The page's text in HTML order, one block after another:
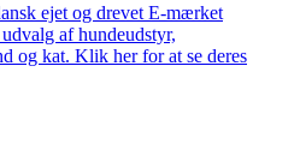
ejet og drevet E-mærket
af hundeudstyr,
og kat. Klik her for at se deres